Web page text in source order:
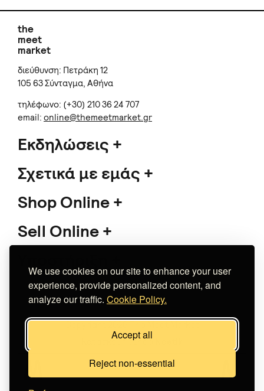
We use cookies on our site to enhance your user
experience, provide personalized content, and
analyze our traffic. Cookie Policy.
Accept all
Reject non-essential
the
meet
market
διεύθυνση: Πετράκη 12
105 63 Σύνταγμα, Αθήνα
τηλέφωνο: (+30) 210 36 24 707
email: online@themeetmarket.gr
Εκδηλώσεις
Σχετικά με εμάς
Shop Online
Sell Online
Copyright 2026 The Meet Market
Κατασκευή eshop